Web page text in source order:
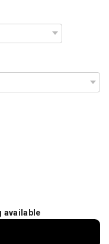
available